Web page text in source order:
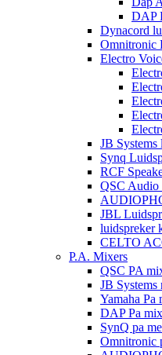
DAP
Dynacord
Omnitronic
Electro
JB Systems
Synq
RCF
QSC Audio
JBL
luidspreker
CELTO
P.A. Mixers
QSC PA
JB Systems
Yamaha Pa
DAP Pa
SynQ pa
Omnitronic